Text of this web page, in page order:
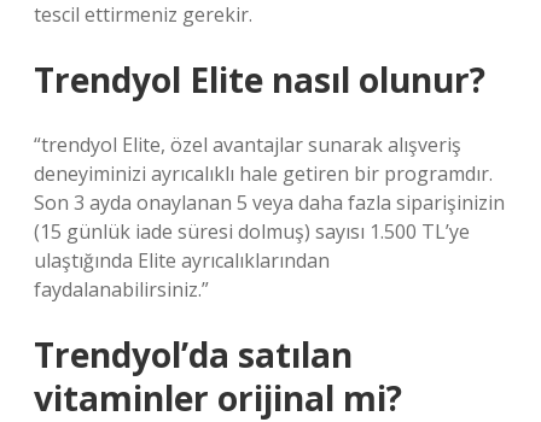
tescil ettirmeniz gerekir.
Trendyol Elite nasıl olunur?
“trendyol Elite, özel avantajlar sunarak alışveriş
deneyiminizi ayrıcalıklı hale getiren bir programdır.
Son 3 ayda onaylanan 5 veya daha fazla siparişinizin
(15 günlük iade süresi dolmuş) sayısı 1.500 TL’ye
ulaştığında Elite ayrıcalıklarından
faydalanabilirsiniz.”
Trendyol’da satılan
vitaminler orijinal mi?